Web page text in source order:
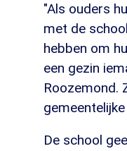
"Als ouders
met de
hebben om
een gezin
Roozemond.
De school